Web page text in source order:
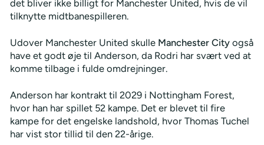
det bliver ikke billigt for Manchester United, hvis de vil
tilknytte midtbanespilleren.
Udover Manchester United skulle Manchester Cityogså
have et godt øje til Anderson, da Rodri har svært ved at
komme tilbage i fulde omdrejninger.
Anderson har kontrakt til 2029 i Nottingham Forest,
hvor han har spillet 52 kampe. Det er blevet til fire
kampe for det engelske landshold, hvor Thomas Tuchel
har vist stor tillid til den 22-årige.